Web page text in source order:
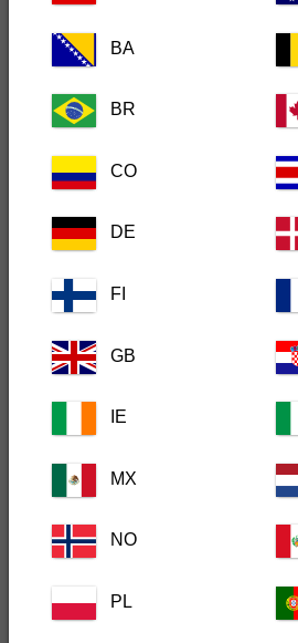
Animal Focus
Centro Veterinario
Código postal
Nos gustaría enviarle
estudios de mercado
BA
BR
CO
DE
FI
GB
IE
MX
NO
PL